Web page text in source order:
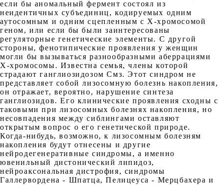
если бы аномальный фермент состоял из
неидентичных субъединиц, кодируемых одним
аутосомным и одним сцепленным с Х-хромосомой
геном, или если бы были заинтересованы
регуляторные генетические элементы. С другой
стороны, фенотипические проявления у женщин
могли бы вызываться разнообразными аберрациями
Х-хромосомы. Известна семья, члены которой
страдают ганглиозидозом Смз. Этот синдром не
представляет собой лизосомную болезнь накопления,
он отражает, вероятно, нарушение синтеза
ганглиозидов. Его клинические проявления сходны с
таковыми при лизосомных болезнях накопления, но
несовпадения между сиблингами оставляют
открытым вопрос о его генетической природе.
Когда-нибудь, возможно, к лизосомным болезням
накопления будут отнесены и другие
нейродегенеративные синдромы, а именно
ювенильный дистонический липидоз,
нейроаксональная дистрофия, синдромы
Галлервордена - Шпатца, Пелицеуса - Мерцбахера и